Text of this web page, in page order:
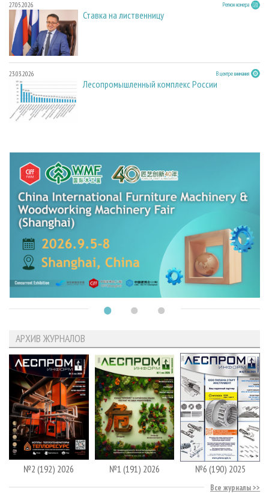
27.05.2026 Регион номера
Ставка на лиственницу
23.03.2026 В центре внимания
Лесопромышленный комплекс России
АРХИВ ЖУРНАЛОВ
№2 (192) 2026 №1 (191) 2026 №6 (190) 2025
Все журналы